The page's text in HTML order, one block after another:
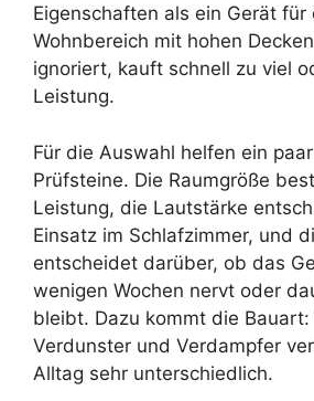
Eigenschaften als ein Gerät für
Wohnbereich mit hohen
ignoriert, kauft schnell zu viel
Leistung.
Für die Auswahl helfen ein
Prüfsteine. Die Raumgröße
Leistung, die Lautstärke
Einsatz im Schlafzimmer, und
entscheidet darüber, ob das
wenigen Wochen nervt oder
bleibt. Dazu kommt die
Verdunster und Verdampfer
Alltag sehr unterschiedlich.